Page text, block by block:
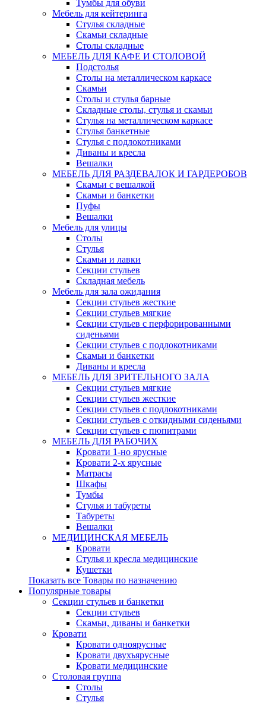
Тумбы для обуви
Мебель для кейтеринга
Стулья складные
Скамьи складные
Столы складные
МЕБЕЛЬ ДЛЯ КАФЕ И СТОЛОВОЙ
Подстолья
Столы на металлическом каркасе
Скамьи
Столы и стулья барные
Складные столы, стулья и скамьи
Стулья на металлическом каркасе
Стулья банкетные
Стулья с подлокотниками
Диваны и кресла
Вешалки
МЕБЕЛЬ ДЛЯ РАЗДЕВАЛОК И ГАРДЕРОБОВ
Скамьи с вешалкой
Скамьи и банкетки
Пуфы
Вешалки
Мебель для улицы
Столы
Стулья
Скамьи и лавки
Секции стульев
Складная мебель
Мебель для зала ожидания
Секции стульев жесткие
Секции стульев мягкие
Секции стульев с перфорированными
сиденьями
Секции стульев с подлокотниками
Скамьи и банкетки
Диваны и кресла
МЕБЕЛЬ ДЛЯ ЗРИТЕЛЬНОГО ЗАЛА
Секции стульев мягкие
Секции стульев жесткие
Секции стульев с подлокотниками
Секции стульев с откидными сиденьями
Секции стульев с пюпитрами
МЕБЕЛЬ ДЛЯ РАБОЧИХ
Кровати 1-но ярусные
Кровати 2-х ярусные
Матрасы
Шкафы
Тумбы
Стулья и табуреты
Табуреты
Вешалки
МЕДИЦИНСКАЯ МЕБЕЛЬ
Кровати
Стулья и кресла медицинские
Кушетки
Показать все Товары по назначению
Популярные товары
Секции стульев и банкетки
Секции стульев
Скамьи, диваны и банкетки
Кровати
Кровати одноярусные
Кровати двухъярусные
Кровати медицинские
Столовая группа
Столы
Стулья